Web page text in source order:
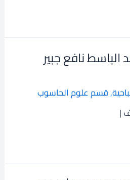
| عبد الباسط نافع جبير
,قسم علوم الحاسوب
|